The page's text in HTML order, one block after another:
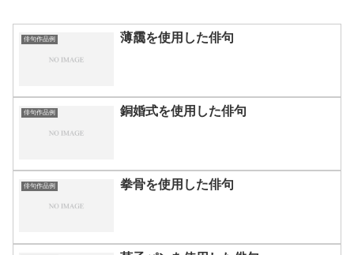
俳句作品例 薄靄を使用した俳句
俳句作品例 銅婚式を使用した俳句
俳句作品例 拳骨を使用した俳句